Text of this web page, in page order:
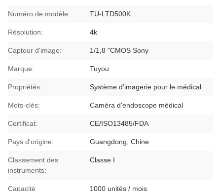
Numéro de modèle: TU-LTD500K
Résolution: 4k
Capteur d'image: 1/1,8 "CMOS Sony
Marque: Tuyou
Propriétés: Système d'imagerie pour le médical
Mots-clés: Caméra d'endoscope médical
Certificat: CE/ISO13485/FDA
Pays d'origine: Guangdong, Chine
Classement des
instruments:
Classe I
Capacité
1000 unités / mois